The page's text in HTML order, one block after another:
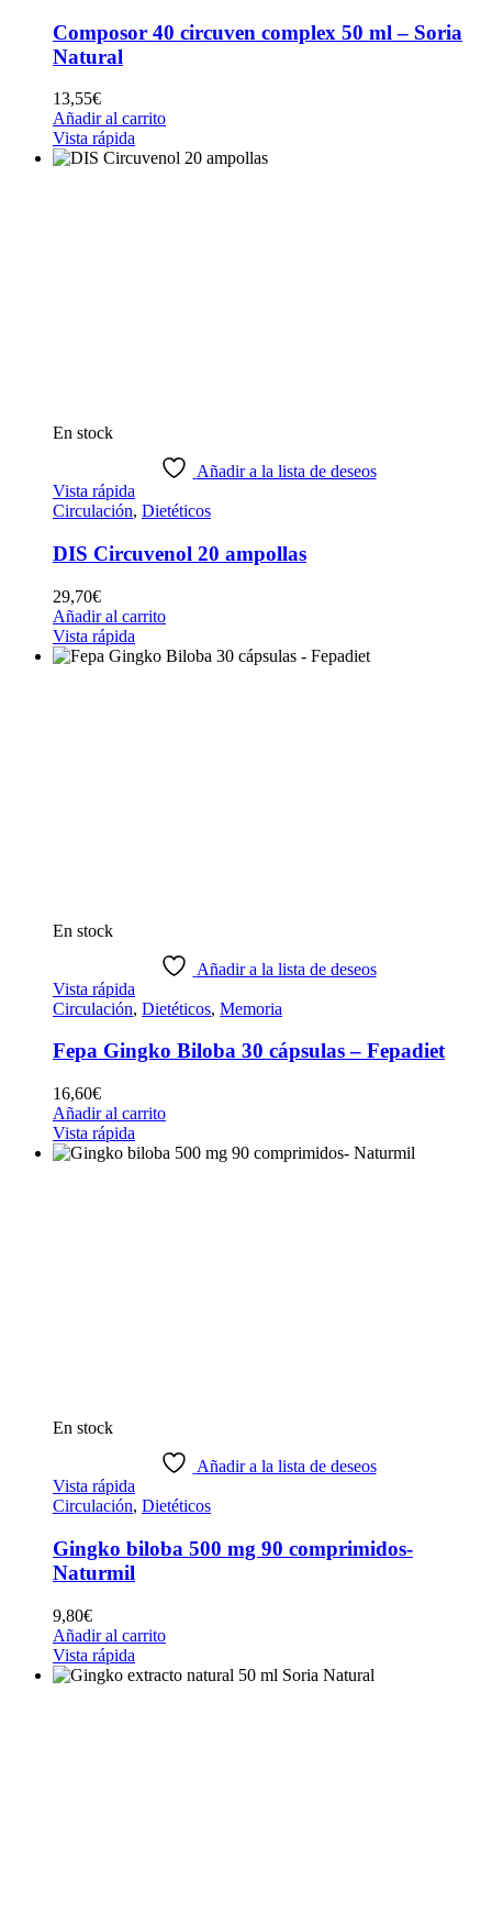
Composor 40 circuven complex 50 ml – Soria
Natural
13,55€
Añadir al carrito
Vista rápida
En stock
Añadir a la lista de deseos
Vista rápida
Circulación, Dietéticos
DIS Circuvenol 20 ampollas
29,70€
Añadir al carrito
Vista rápida
En stock
Añadir a la lista de deseos
Vista rápida
Circulación, Dietéticos, Memoria
Fepa Gingko Biloba 30 cápsulas – Fepadiet
16,60€
Añadir al carrito
Vista rápida
En stock
Añadir a la lista de deseos
Vista rápida
Circulación, Dietéticos
Gingko biloba 500 mg 90 comprimidos-
Naturmil
9,80€
Añadir al carrito
Vista rápida